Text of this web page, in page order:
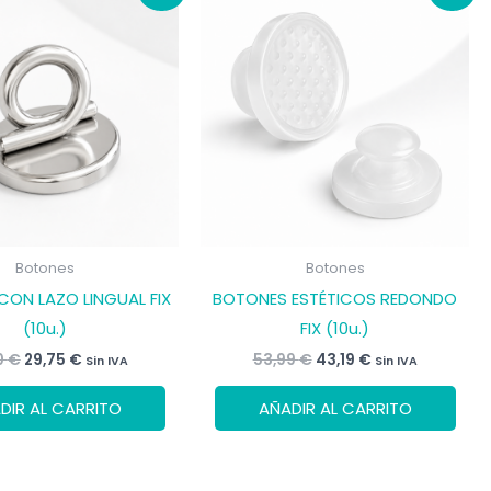
Botones
LAZO LINGUAL FIX
(10u.)
€ El
era:
35,00 €.
29,75 €El
es:
29,75 €.
Sin IVA
AL CARRITO
Botones
BOTONES ESTÉTICOS REDONDO
FIX (10u.)
53,99€ El
era:
53,99 €.
43,19 €El
es:
43,19 €.
Sin IVA
AÑADIR AL CARRITO